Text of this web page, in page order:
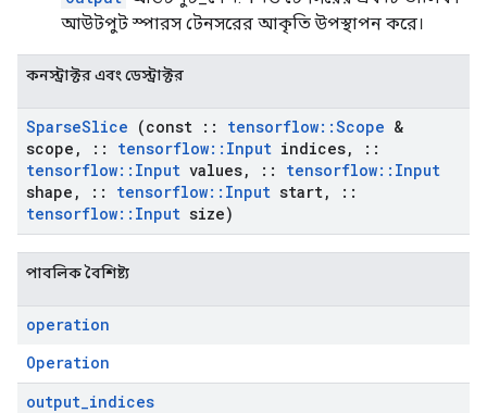
আউটপুট স্পারস টেনসরের আকৃতি উপস্থাপন করে।
কনস্ট্রাক্টর এবং ডেস্ট্রাক্টর
SparseSlice (const :: tensorflow::Scope &
scope , :: tensorflow:: Input indices,
::
tensorflow:: Input values, :: tensorflow:: Input
shape , :: tensorflow:: Input start,
::
tensorflow:: Input size)
পাবলিক বৈশিষ্ট্য
operation
Operation
output_indices